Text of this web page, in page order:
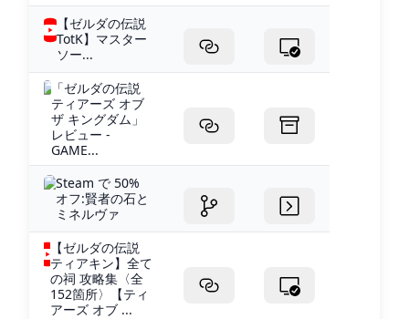
【ゼルダの伝説
TotK】マスター
ソー...
「ゼルダの伝説
ティアーズ オブ
ザ キングダム」
レビュー -
GAME...
Steam で 50%
オフ:賢者の石と
ミネルヴァ
【ゼルダの伝説
ティアキン】全て
の祠 攻略集〈全
152箇所〉【ティ
アーズ オブ ...